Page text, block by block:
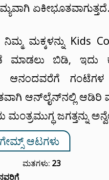
ನಿಮ್ಮ ಮಕ್ಕಳನ್ನು Kids
ಮಾಡಲು ಬಿಡಿ, ಇದು
ಆನಂದವರೆಗೆ ಗಂಟೆಗಳ
ಆನ್‌ಲೈನ್‌ನಲ್ಲಿ ಆಡಿರಿ
ಜಗತ್ತನ್ನು
ಆಟಗಳು
ಮತಗಳು: 23